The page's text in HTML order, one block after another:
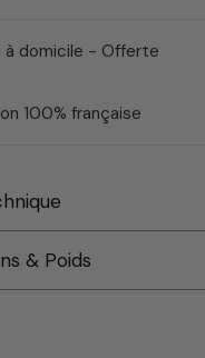
à domicile - Offerte
100% française
& Poids